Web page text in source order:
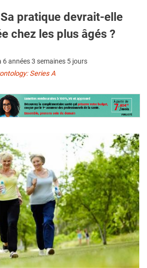
Sa pratique devrait-elle
chez les plus âgés ?
6 années 3 semaines 5 jours
Series A